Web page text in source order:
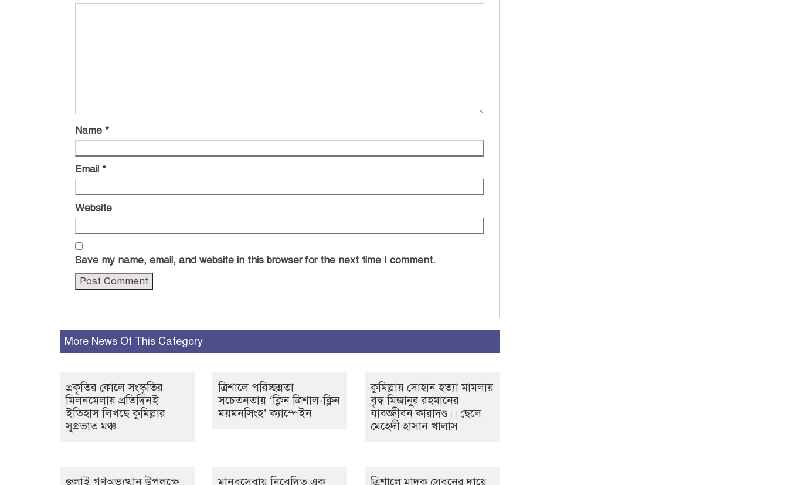
Name *
Email *
Website
Save my name, email, and website in this browser for the next time I comment.
More News Of This Category
প্রকৃতির কোলে সংস্কৃতির
মিলনমেলায় প্রতিদিনই
ইতিহাস লিখছে কুমিল্লার
সুপ্রভাত মঞ্চ
ত্রিশালে পরিচ্ছন্নতা
সচেতনতায় ‘ক্লিন ত্রিশাল-ক্লিন
ময়মনসিংহ’ ক্যাম্পেইন
কুমিল্লায় সোহান হত্যা মামলায়
বৃদ্ধ মিজানুর রহমানের
যাবজ্জীবন কারাদণ্ড।। ছেলে
মেহেদী হাসান খালাস
জুলাই গণঅভ্যুত্থান উপলক্ষে
মানবসেবায় নিবেদিত এক
ত্রিশালে মাদক সেবনের দায়ে